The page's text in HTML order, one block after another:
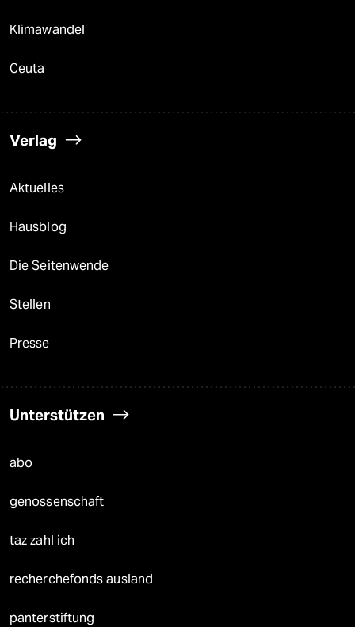
Klimawandel
Ceuta
Verlag
Aktuelles
Hausblog
Die Seitenwende
Stellen
Presse
Unterstützen
abo
genossenschaft
taz zahl ich
recherchefonds ausland
panterstiftung